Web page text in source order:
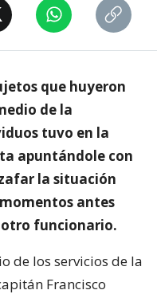
que huyeron
de la
tuvo en la
apuntándole con
la situación
antes
funcionario.
de los servicios de la
Francisco